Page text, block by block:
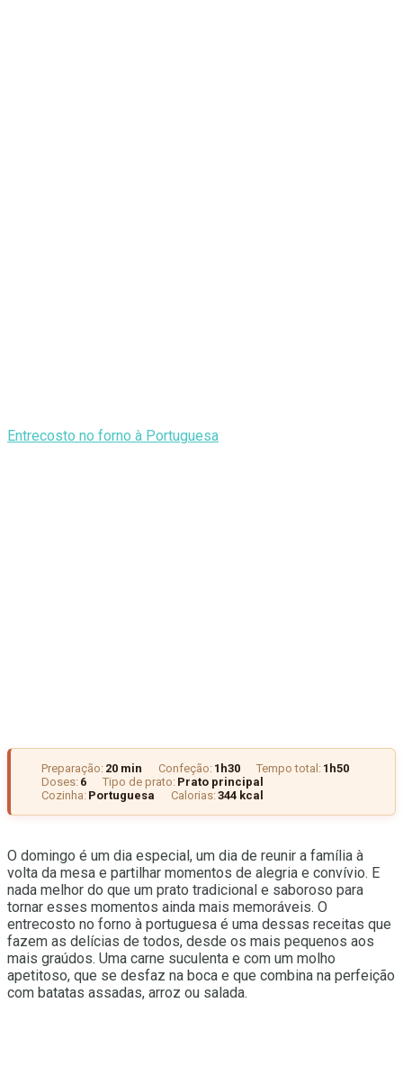
Entrecosto no forno à Portuguesa
Preparação: 20 min Confeção: 1h30 Tempo total: 1h50
Doses: 6 Tipo de prato: Prato principal
Cozinha: Portuguesa Calorias:344 kcal
O domingo é um dia especial, um dia de reunir a família à
volta da mesa e partilhar momentos de alegria e convívio. E
nada melhor do que um prato tradicional e saboroso para
tornar esses momentos ainda mais memoráveis. O
entrecosto no forno à portuguesa é uma dessas receitas que
fazem as delícias de todos, desde os mais pequenos aos
mais graúdos. Uma carne suculenta e com um molho
apetitoso, que se desfaz na boca e que combina na perfeição
com batatas assadas, arroz ou salada.